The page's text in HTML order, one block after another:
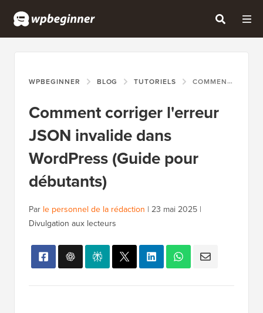
WPBEGINNER BLOG TUTORIELS COMMENT CORRIGER L'ERREUR JSON INVALIDE DANS WORDPRESS (GUIDE POUR DÉBUTANTS)
Comment corriger l'erreur
JSON invalide dans
WordPress (Guide pour
débutants)
Par le personnel de la rédaction | 23 mai 2025 |
Divulgation aux lecteurs